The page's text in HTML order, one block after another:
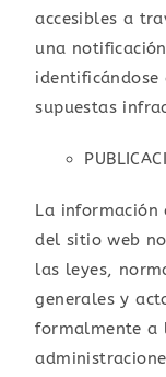
accesibles a
una notificación
identificándose
supuestas
La
del sitio web
las leyes,
generales y
formalmente a